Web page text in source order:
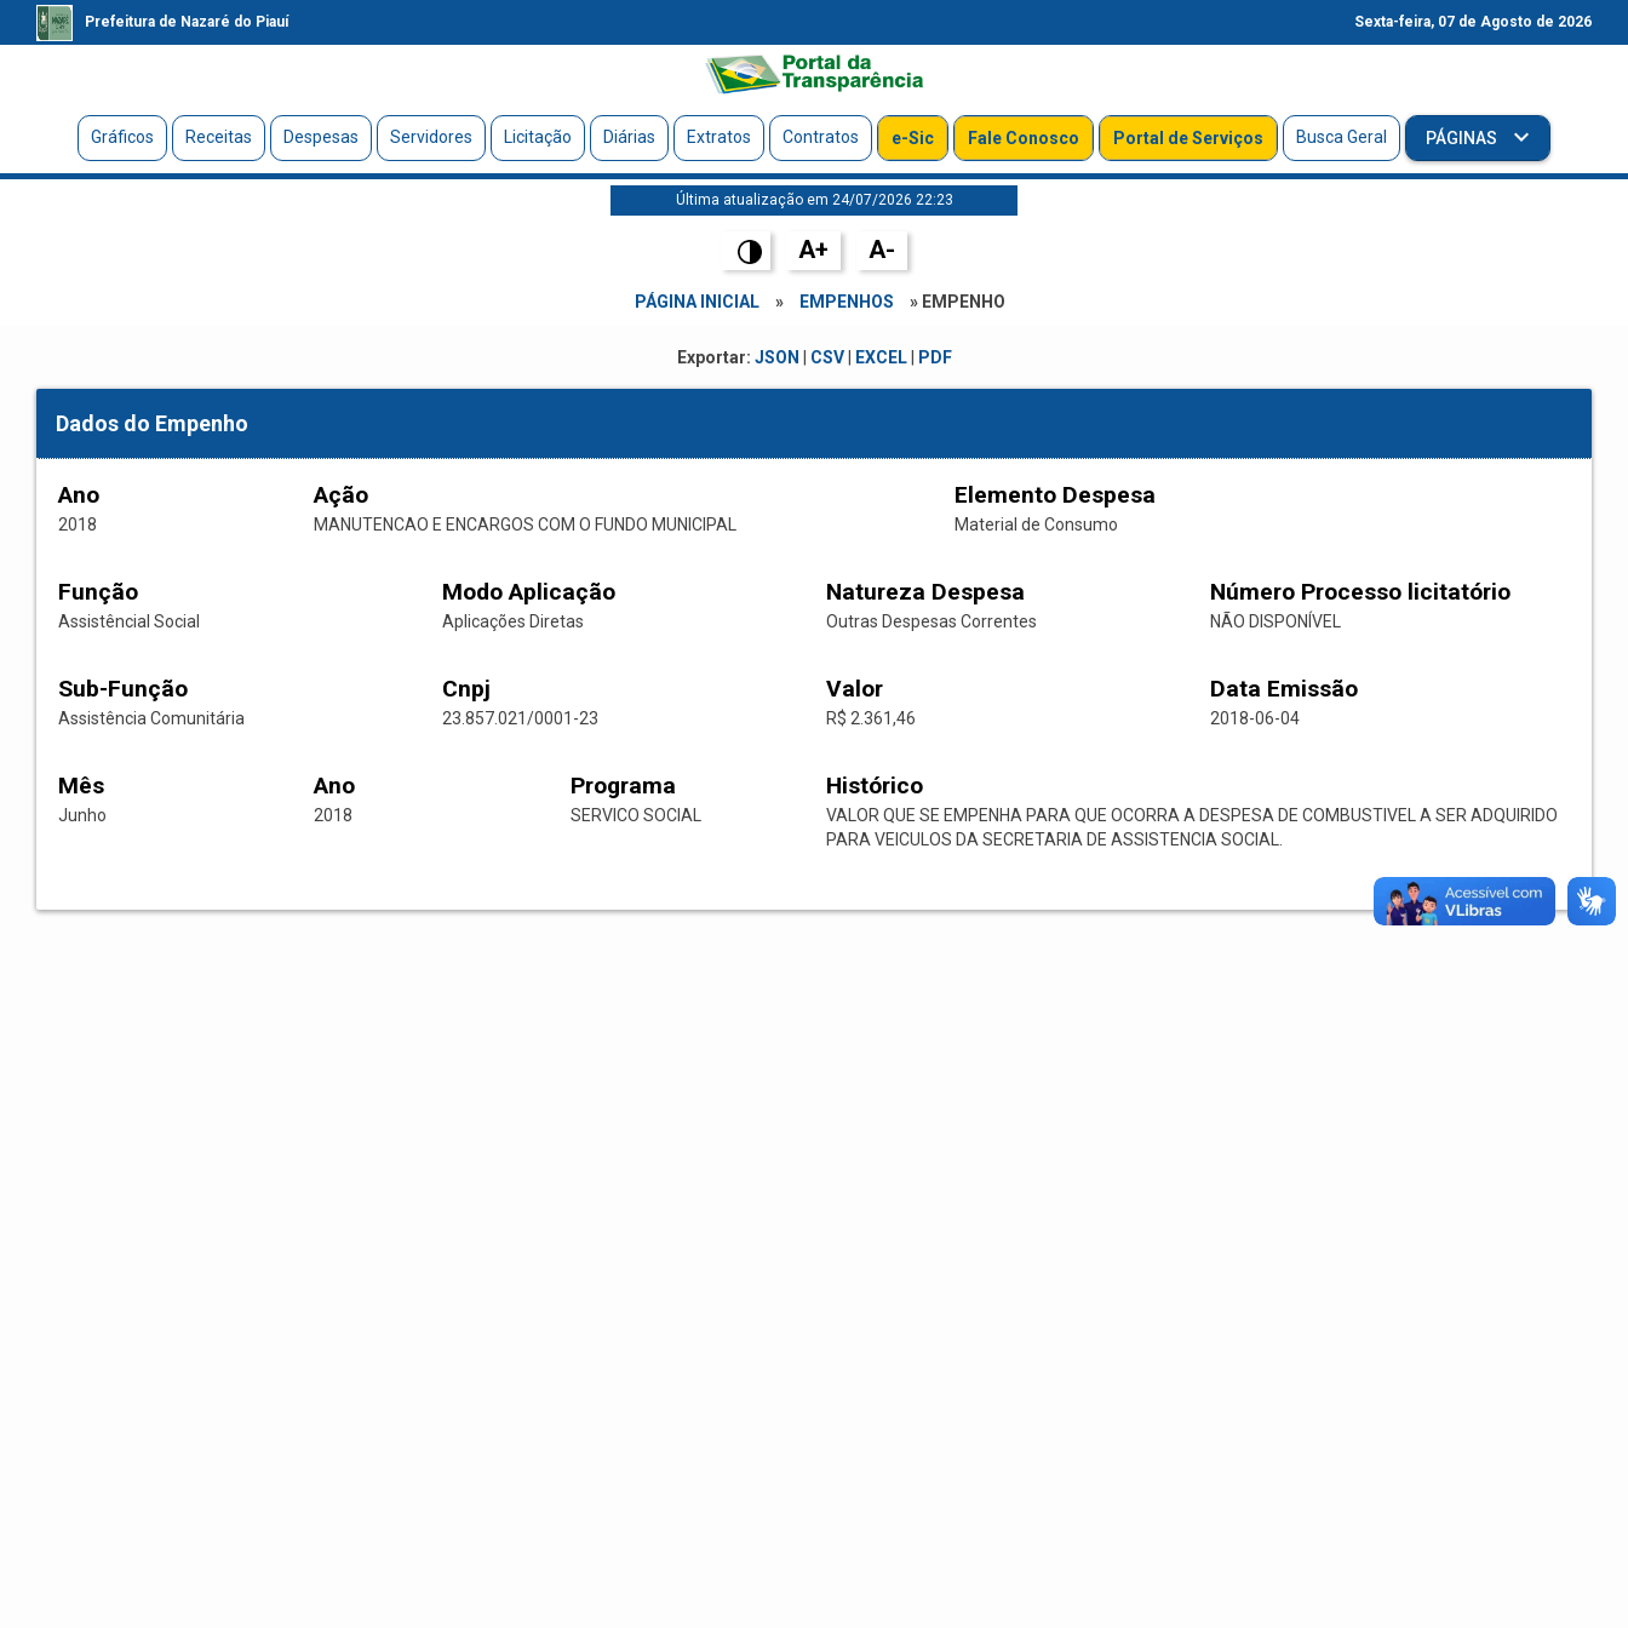
Prefeitura de Nazaré do Piauí Sexta-feira, 07 de Agosto de 2026
Gráficos Receitas Despesas Servidores Licitação Diárias Extratos Contratos e-Sic Fale Conosco Portal de Serviços Busca Geral PÁGINAS
Última atualização em 24/07/2026 22:23
A+ A-
PÁGINA INICIAL » EMPENHOS » EMPENHO
Exportar: JSON CSV| EXCEL| PDF
Dados do Empenho
Ano
2018
Ação
MANUTENCAO E ENCARGOS COM O FUNDO MUNICIPAL
Elemento Despesa
Material de Consumo
Função
Assistêncial Social
Modo Aplicação
Aplicações Diretas
Natureza Despesa
Outras Despesas Correntes
Número Processo licitatório
NÃO DISPONÍVEL
Sub-Função
Assistência Comunitária
Cnpj
23.857.021/0001-23
Valor
R$ 2.361,46
Data Emissão
2018-06-04
Mês
Junho
Ano
2018
Programa
SERVICO SOCIAL
Histórico
VALOR QUE SE EMPENHA PARA QUE OCORRA A DESPESA DE COMBUSTIVEL A SER ADQUIRIDO
PARA VEICULOS DA SECRETARIA DE ASSISTENCIA SOCIAL.